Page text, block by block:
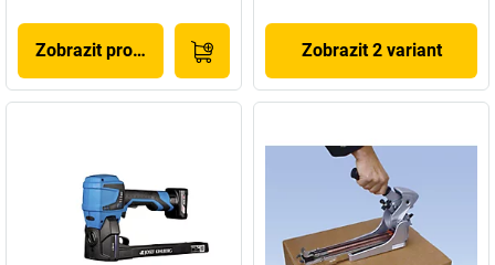
Zobrazit produkt Zobrazit 2 variant